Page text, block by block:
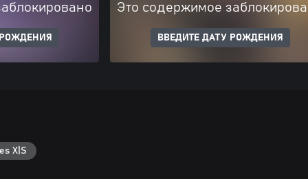
Это содержимое
ВВЕДИТЕ ДАТУ РОЖДЕНИЯ
X|S